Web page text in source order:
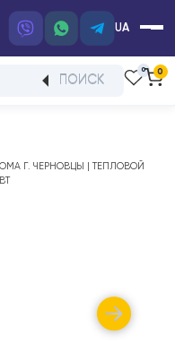
UA
ПОИСК
ДОМА Г. ЧЕРНОВЦЫ |